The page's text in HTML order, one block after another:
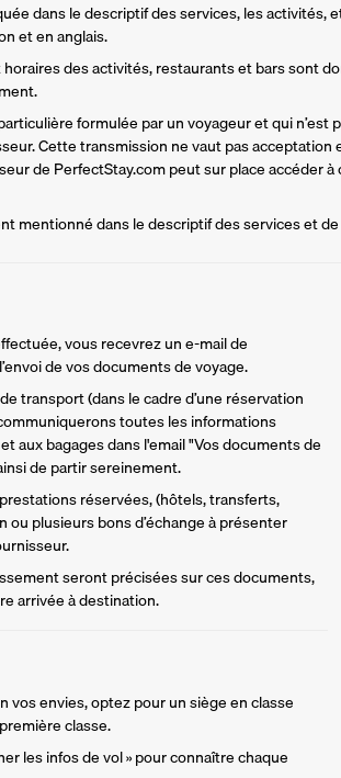
dans le descriptif des services, les
et en anglais.
des activités, restaurants et bars sont
formulée par un voyageur et qui
Cette transmission ne vaut pas
de PerfectStay.com peut sur place
mentionné dans le descriptif des services et
vous recevrez un e-mail de
de vos documents de voyage.
transport (dans le cadre d’une réservation
toutes les informations
aux bagages dans l'email "Vos documents de
de partir sereinement.
réservées, (hôtels, transferts,
ou plusieurs bons d’échange à présenter
seront précisées sur ces documents,
arrivée à destination.
vos envies, optez pour un siège en classe
classe.
les infos de vol » pour connaître chaque